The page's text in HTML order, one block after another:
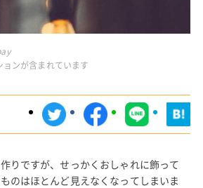
ンが含まれています
りですが、せっかくおしゃれに飾って
のはほとんど見えなくなってしまいま